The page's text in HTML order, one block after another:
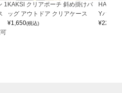
1 KAKSI クリアポーチ 斜め掛けバ
ッグ アウトドア クリアケース
¥1,650(税込)
Yバッグ
¥22,000